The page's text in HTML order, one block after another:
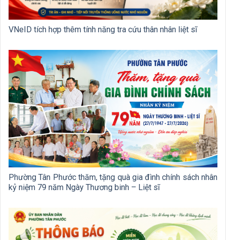
VNeID tích hợp thêm tính năng tra cứu thân nhân liệt sĩ
Phường Tân Phước thăm, tặng quà gia đình chính sách nhân
kỷ niệm 79 năm Ngày Thương binh – Liệt sĩ